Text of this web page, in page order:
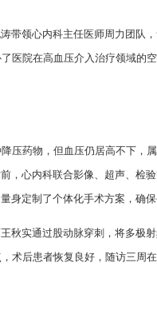
带领心内科主任医师周力团队
医院在高血压介入治疗领域的
压药物，但血压仍居高不下，
，心内科联合影像、超声、检
身定制了个体化手术方案，确保
秋实通过股动脉穿刺，将多极
术后患者恢复良好，随访三周